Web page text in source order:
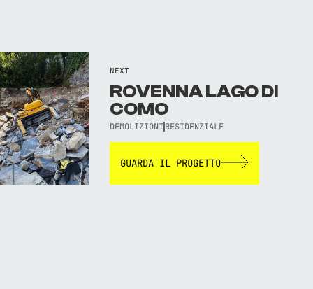
NEXT
ROVENNA LAGO DI
COMO
DEMOLIZIONI RESIDENZIALE
GUARDA IL PROGETTO